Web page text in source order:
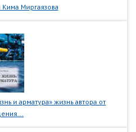
Кима Миргаязова
и арматура» жизнь автора от